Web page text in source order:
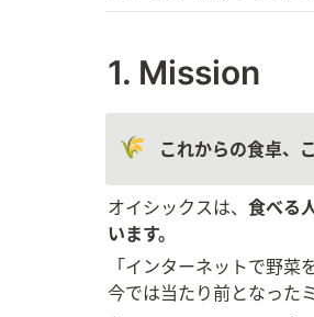
1. Mission
🌾 これからの食卓、
オイシックスは、 食べる
います。
「インターネットで野菜
今では当たり前となった